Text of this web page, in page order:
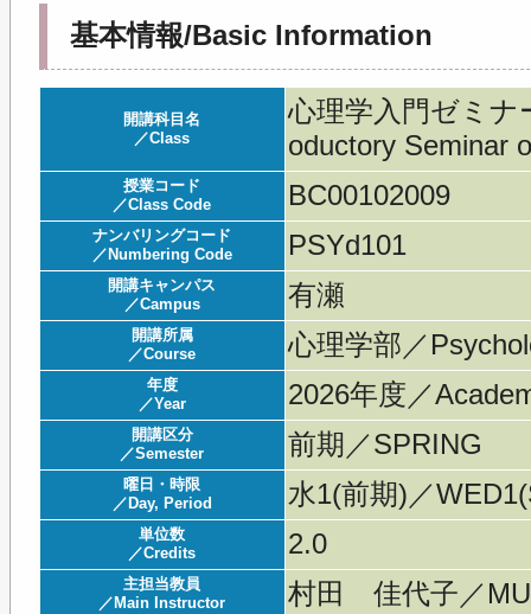
基本情報/Basic Information
開講科目名
／Class
心理学入門ゼミナ
oductory Seminar
授業コード
／Class Code
BC00102009
ナンバリングコード
／Numbering Code
PSYd101
開講キャンパス
／Campus
有瀬
開講所属
／Course
心理学部／
年度
／Year
2026年度／
開講区分
／Semester
前期／SPRING
曜日・時限
／Day, Period
水1(前期)／
単位数
／Credits
2.0
主担当教員
／Main Instructor
村田 佳代子／